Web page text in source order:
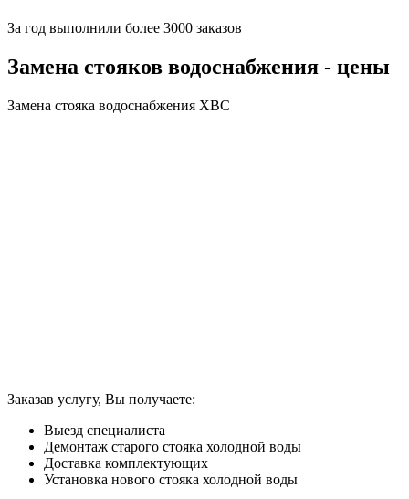
За год выполнили более 3000 заказов
Замена стояков водоснабжения - цены
Замена стояка водоснабжения ХВС
Заказав услугу, Вы получаете:
Выезд специалиста
Демонтаж старого стояка холодной воды
Доставка комплектующих
Установка нового стояка холодной воды